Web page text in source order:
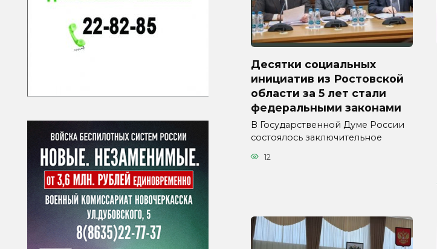
Десятки социальных
инициатив из Ростовской
области за 5 лет стали
федеральными законами
В Государственной Думе России
состоялось заключительное
12